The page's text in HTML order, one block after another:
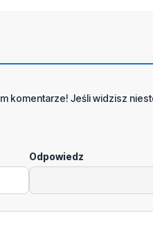
komentarze! Jeśli widzisz
Odpowiedz